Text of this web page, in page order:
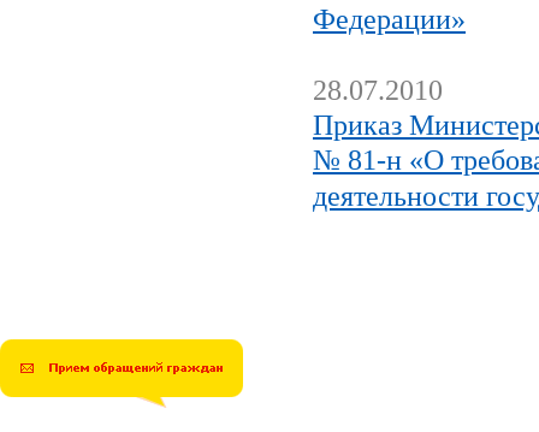
Федерации»
28.07.2010
Приказ
№ 81-н «О
деятельности